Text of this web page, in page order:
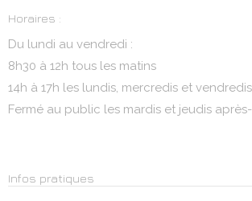
Horaires :
Du lundi au vendredi :
8h30 à 12h tous les matins
14h à 17h les lundis, mercredis et vendredis
Fermé au public les mardis et jeudis
Infos pratiques